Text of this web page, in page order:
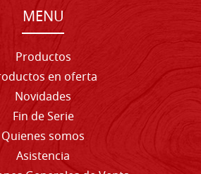
MENU
Productos
en oferta
Novidades
Fin de Serie
Quienes somos
Asistencia